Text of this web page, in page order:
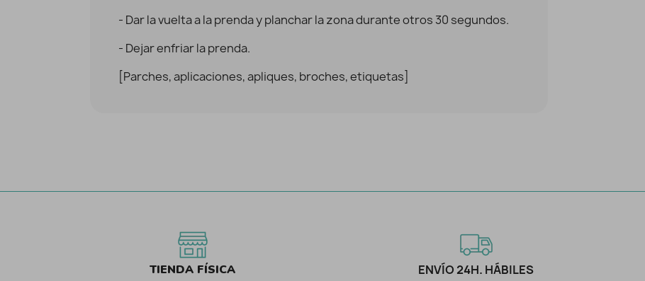
- Dar la vuelta a la prenda y planchar la zona durante otros 30 segundos.
- Dejar enfriar la prenda.
[Parches, aplicaciones, apliques, broches, etiquetas]
TIENDA FÍSICA
ENVÍO 24H. HÁBILES